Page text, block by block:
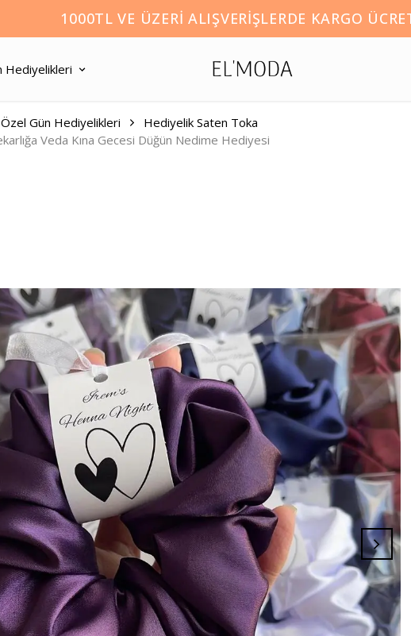
1000TL VE ÜZERI ALIŞVERIŞLERDE KARGO
Hediyelikleri
Özel Gün Hediyelikleri
Hediyelik Saten Toka
Veda Kına Gecesi Düğün Nedime Hediyesi